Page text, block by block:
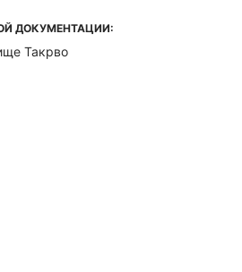
ДОКУМЕНТАЦИИ:
Такрво